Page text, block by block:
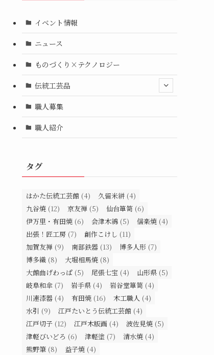
イベント情報
ニュース
ものづくり×テクノロジー
伝統工芸品
職人募集
職人紹介
タグ
はかた伝統工芸館 (4) 久留米絣 (4)
九谷焼 (12) 京友禅 (5) 仙台箪笥 (6)
伊万里・有田焼 (6) 会津木綿 (5) 信楽焼 (4)
出張！匠工房 (7) 創作こけし (11)
加賀友禅 (9) 南部鉄器 (13) 博多人形 (7)
博多織 (8) 大堀相馬焼 (8)
大館曲げわっぱ (5) 尾張七宝 (4) 山形県 (5)
岐阜和傘 (7) 岩手県 (4) 岩谷堂箪笥 (4)
川連漆器 (4) 有田焼 (16) 木工職人 (4)
水引 (9) 江戸たいとう伝統工芸館 (4)
江戸切子 (12) 江戸木版画 (4) 波佐見焼 (5)
津軽びいどろ (6) 津軽塗 (7) 清水焼 (4)
熊野筆 (8) 益子焼 (4)